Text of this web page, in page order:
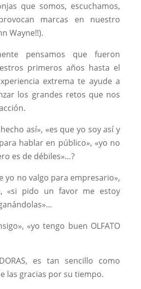
que somos, escuchamos,
marcas en nuestro
Wayne!!).
pensamos que fueron
primeros años hasta el
extrema te ayude a
los grandes retos que nos
así», «es que yo soy así y
hablar en público», «yo no
es de débiles»…?
yo no valgo para empresario»,
«si pido un favor me estoy
«yo tengo buen OLFATO
es tan sencillo como
las gracias por su tiempo.